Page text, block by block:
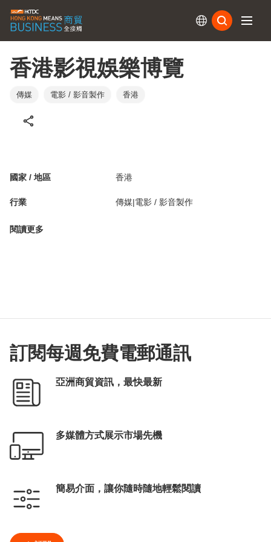
香港影視娛樂博覽
傳媒 電影 / 影音製作 香港
國家 / 地區 香港
行業 傳媒|電影 / 影音製作
閱讀更多
訂閱每週免費電郵通訊
亞洲商貿資訊，最快最新
多媒體方式展示市場先機
簡易介面，讓你隨時隨地輕鬆閱讀